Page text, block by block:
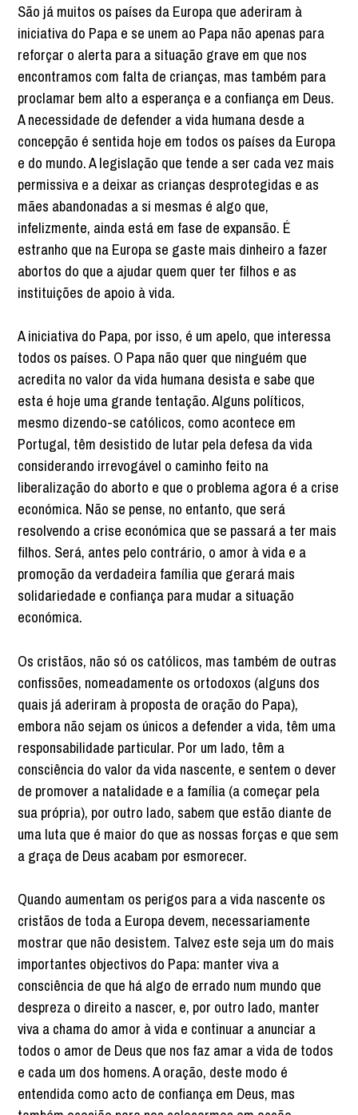
São já muitos os países da Europa que aderiram à
iniciativa do Papa e se unem ao Papa não apenas para
reforçar o alerta para a situação grave em que nos
encontramos com falta de crianças, mas também para
proclamar bem alto a esperança e a confiança em Deus.
A necessidade de defender a vida humana desde a
concepção é sentida hoje em todos os países da Europa
e do mundo. A legislação que tende a ser cada vez mais
permissiva e a deixar as crianças desprotegidas e as
mães abandonadas a si mesmas é algo que,
infelizmente, ainda está em fase de expansão. É
estranho que na Europa se gaste mais dinheiro a fazer
abortos do que a ajudar quem quer ter filhos e as
instituições de apoio à vida.
A iniciativa do Papa, por isso, é um apelo, que interessa
todos os países. O Papa não quer que ninguém que
acredita no valor da vida humana desista e sabe que
esta é hoje uma grande tentação. Alguns políticos,
mesmo dizendo-se católicos, como acontece em
Portugal, têm desistido de lutar pela defesa da vida
considerando irrevogável o caminho feito na
liberalização do aborto e que o problema agora é a crise
económica. Não se pense, no entanto, que será
resolvendo a crise económica que se passará a ter mais
filhos. Será, antes pelo contrário, o amor à vida e a
promoção da verdadeira família que gerará mais
solidariedade e confiança para mudar a situação
económica.
Os cristãos, não só os católicos, mas também de outras
confissões, nomeadamente os ortodoxos (alguns dos
quais já aderiram à proposta de oração do Papa),
embora não sejam os únicos a defender a vida, têm uma
responsabilidade particular. Por um lado, têm a
consciência do valor da vida nascente, e sentem o dever
de promover a natalidade e a família (a começar pela
sua própria), por outro lado, sabem que estão diante de
uma luta que é maior do que as nossas forças e que sem
a graça de Deus acabam por esmorecer.
Quando aumentam os perigos para a vida nascente os
cristãos de toda a Europa devem, necessariamente
mostrar que não desistem. Talvez este seja um do mais
importantes objectivos do Papa: manter viva a
consciência de que há algo de errado num mundo que
despreza o direito a nascer, e, por outro lado, manter
viva a chama do amor à vida e continuar a anunciar a
todos o amor de Deus que nos faz amar a vida de todos
e cada um dos homens. A oração, deste modo é
entendida como acto de confiança em Deus, mas